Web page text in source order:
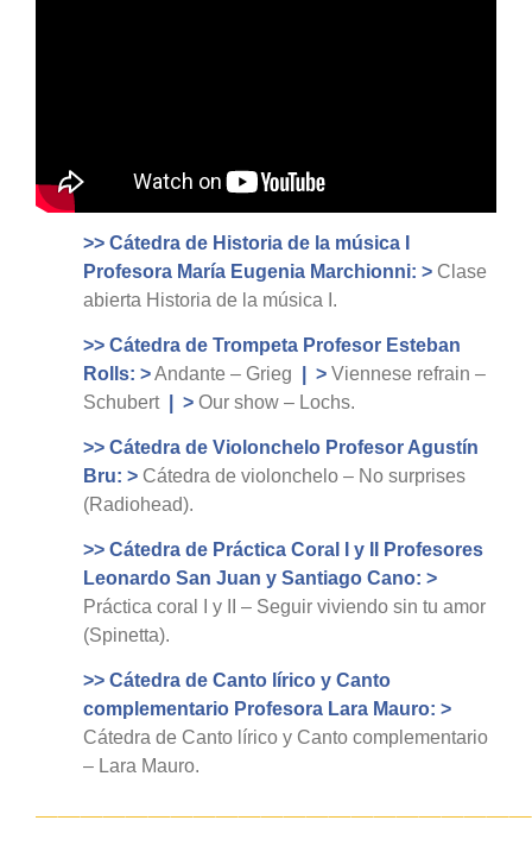
>> Cátedra de Historia de la música I
Profesora María Eugenia Marchionni: > Clase
abierta Historia de la música I.
>> Cátedra de Trompeta Profesor Esteban
Rolls: >Andante – Grieg > Viennese refrain –
Schubert
> Our show – Lochs.
>> Cátedra de Violonchelo Profesor Agustín
Bru: > Cátedra de violonchelo – No surprises
(Radiohead).
>> Cátedra de Práctica Coral I y II Profesores
Leonardo San Juan y Santiago Cano: >
Práctica coral I y II – Seguir viviendo sin tu amor
(Spinetta).
>> Cátedra de Canto lírico y Canto
complementario Profesora Lara Mauro: >
Cátedra de Canto lírico y Canto complementario
– Lara Mauro.